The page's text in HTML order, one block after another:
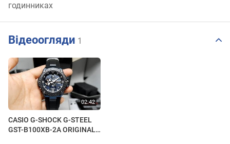
годинниках
Відеоогляди 1
CASIO G-SHOCK G-STEEL
GST-B100XB-2A ORIGINAL